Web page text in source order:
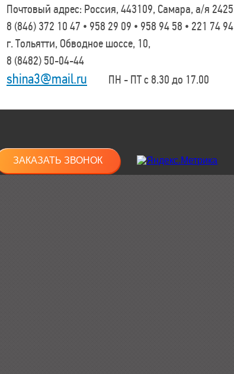
Почтовый адрес: Россия, 443109, Самара, а/я 2425
8 (846) 372 10 47 • 958 29 09 • 958 94 58 • 221 74 94
г. Тольятти, Обводное шоссе, 10,
8 (8482) 50-04-44
shina3@mail.ru ПН - ПТ с 8.30 до 17.00
ЗАКАЗАТЬ ЗВОНОК